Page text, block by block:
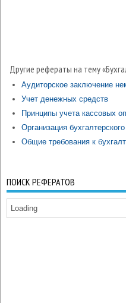
Другие рефераты на тему
Аудиторское заключение
Учет денежных средств
Принципы учета кассовых
Организация
Общие требования к
ПОИСК РЕФЕРАТОВ
Loading